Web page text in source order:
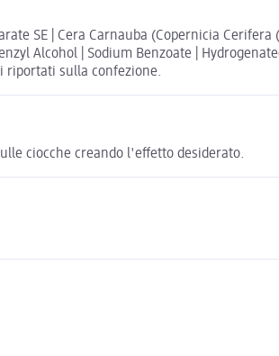
SE | Cera Carnauba (Copernicia
Alcohol | Sodium Benzoate |
riportati sulla confezione.
ciocche creando l'effetto desiderato.